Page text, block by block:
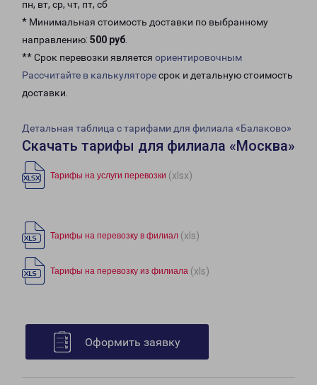
пн, вт, ср, чт, пт, сб
* Минимальная стоимость доставки по выбранному
направлению: 500 руб.
** Срок перевозки является ориентировочным
Рассчитайте в калькуляторесрок и детальную стоимость
доставки.
Детальная таблица с тарифами для филиала «Балаково»
Скачать тарифы для филиала «Москва»
Тарифы на услуги перевозки (xlsx)
Тарифы на перевозку в филиал (xls)
Тарифы на перевозку из филиала (xls)
Оформить заявку